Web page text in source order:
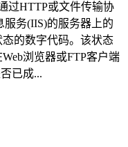
过HTTP或文件传输协
服务(IIS)的服务器上的
的数字代码。该状态
浏览器或FTP客户端
已成...